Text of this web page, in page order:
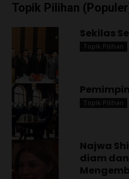
Topik Pilihan
Sekilas
Topik Pilihan
Topik Pilihan
Najwa
diam